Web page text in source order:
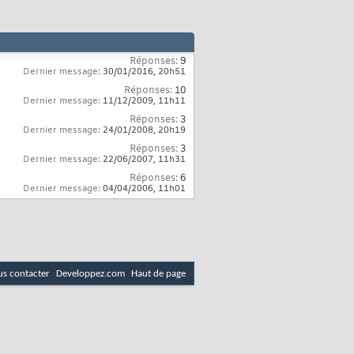
Réponses:9
Dernier message: 30/01/2016, 20h51
Réponses: 10
Dernier message: 11/12/2009, 11h11
Réponses: 3
Dernier message: 24/01/2008, 20h19
Réponses: 3
Dernier message: 22/06/2007, 11h31
Réponses:6
Dernier message: 04/04/2006, 11h01
contacter Developpez.com Haut de page